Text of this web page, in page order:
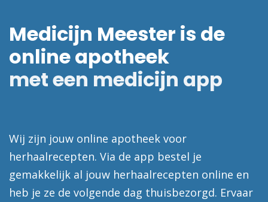
Medicijn Meester is de
online apotheek
met een medicijn app
Wij zijn jouw online apotheek voor
herhaalrecepten. Via de app bestel je
gemakkelijk al jouw herhaalrecepten online en
heb je ze de volgende dag thuisbezorgd. Ervaar